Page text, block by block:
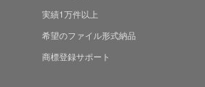
実績1万件以上
希望のファイル形式納品
商標登録サポート